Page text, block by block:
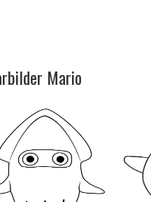
Mario